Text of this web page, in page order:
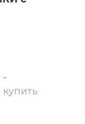
купить